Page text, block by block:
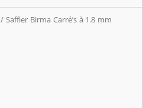
/ Saffier Birma Carré’s à 1.8 mm